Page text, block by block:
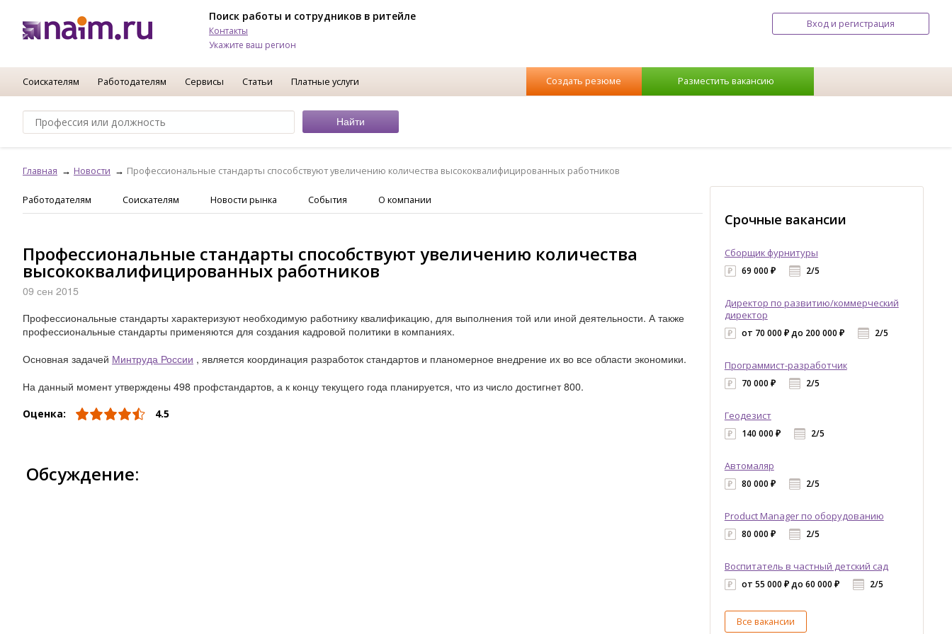
Поиск работы и сотрудников в ритейле
Контакты
Укажите ваш регион
Вход и регистрация
Соискателям Работодателям Сервисы Статьи Платные услуги Создать резюме Разместить вакансию
Главная Новости Профессиональные стандарты способствуют увеличению количества высококвалифицированных работников
Работодателям Соискателям Новости рынка События О компании
Профессиональные стандарты способствуют увеличению количества
высококвалифицированных работников
09 сен 2015
Профессиональные стандарты характеризуют необходимую работнику квалификацию, для выполнения той или иной деятельности. А также
профессиональные стандарты применяются для создания кадровой политики в компаниях.
Основная задачей Минтруда России , является координация разработок стандартов и планомерное внедрение их во все области экономики.
На данный момент утверждены 498 профстандартов, а к концу текущего года планируется, что из число достигнет 800.
Оценка: 4.5
Обсуждение:
Срочные вакансии
Сборщик фурнитуры
69 000 ₽ 2/5
Директор по развитию/коммерческий
директор
от 70 000 ₽ до 200 000 ₽ 2/5
Программист-разработчик
70 000 ₽ 2/5
Геодезист
140 000 ₽ 2/5
Автомаляр
80 000 ₽ 2/5
Product Manager по оборудованию
80 000 ₽ 2/5
Воспитатель в частный детский сад
от 55 000 ₽ до 60 000 ₽ 2/5
Все вакансии